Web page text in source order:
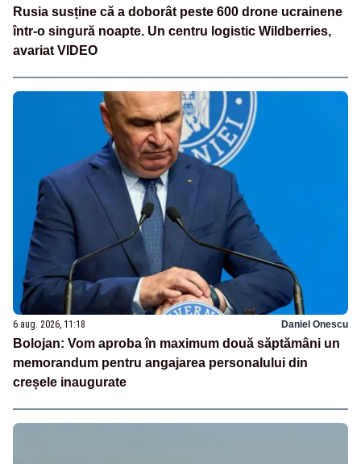
Rusia susține că a doborât peste 600 drone ucrainene
într-o singură noapte. Un centru logistic Wildberries,
avariat VIDEO
6 aug. 2026, 11:18 Daniel Onescu
Bolojan: Vom aproba în maximum două săptămâni un
memorandum pentru angajarea personalului din
creșele inaugurate